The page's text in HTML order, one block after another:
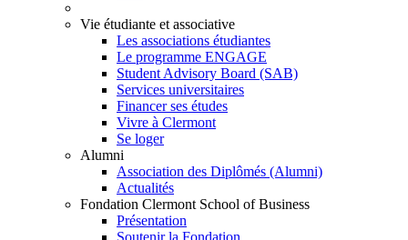
Vie étudiante et associative
Les associations étudiantes
Le programme ENGAGE
Student Advisory Board (SAB)
Services universitaires
Financer ses études
Vivre à Clermont
Se loger
Alumni
Association des Diplômés (Alumni)
Actualités
Fondation Clermont School of Business
Présentation
Soutenir la Fondation